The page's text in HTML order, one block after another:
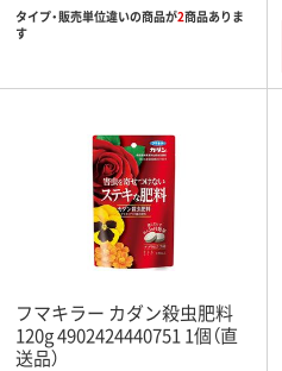
タイプ・販売単位違いの商品が2商品ありま
す
フマキラー カダン殺虫肥料
120g 4902424440751 1個（直
送品）